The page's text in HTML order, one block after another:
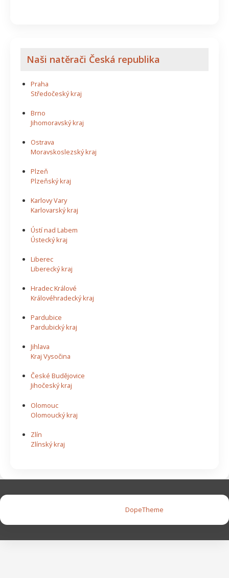
Naši natěrači Česká republika
Praha
Středočeský kraj
Brno
Jihomoravský kraj
Ostrava
Moravskoslezský kraj
Plzeň
Plzeňský kraj
Karlovy Vary
Karlovarský kraj
Ústí nad Labem
Ústecký kraj
Liberec
Liberecký kraj
Hradec Králové
Královéhradecký kraj
Pardubice
Pardubický kraj
Jihlava
Kraj Vysočina
České Budějovice
Jihočeský kraj
Olomouc
Olomoucký kraj
Zlín
Zlínský kraj
DopeTheme